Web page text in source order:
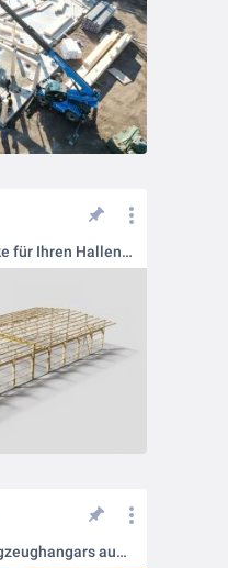
Innovative Holztragwerke für Ihren Hallenbau vom LIGNA systems
🛩️ LIGNA Aviation – Flugzeughangars aus Holz